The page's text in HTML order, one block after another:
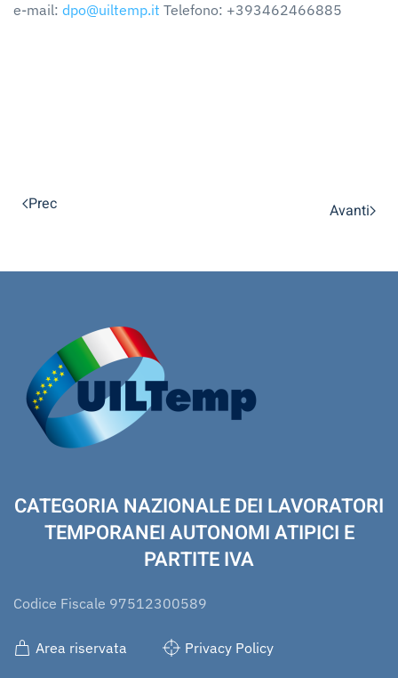
e-mail: dpo@uiltemp.it Telefono: +393462466885
Prec Avanti
CATEGORIA NAZIONALE DEI LAVORATORI
TEMPORANEI AUTONOMI ATIPICI E
PARTITE IVA
Codice Fiscale 97512300589
Area riservata Privacy Policy